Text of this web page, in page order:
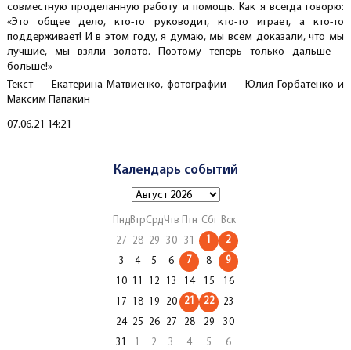
совместную проделанную работу и помощь. Как я всегда говорю:
«Это общее дело, кто-то руководит, кто-то играет, а кто-то
поддерживает! И в этом году, я думаю, мы всем доказали, что мы
лучшие, мы взяли золото. Поэтому теперь только дальше –
больше!»
Текст — Екатерина Матвиенко, фотографии — Юлия Горбатенко и
Максим Папакин
Создано
07.06.21 14:21
Календарь событий
ПндВтрСрдЧтв Птн Сбт Вск
27
28 29 30 31 1 2
3 4 5 6 7 8 9
10 11 12 13 14 15
16
17
18 19 20 21 22
23
24
25 26 27 28 29
30
31
1 2 3 4 5 6